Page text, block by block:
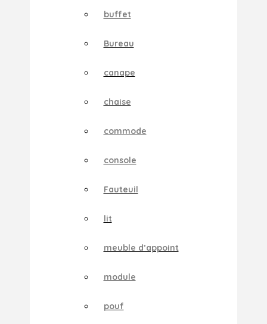
buffet
Bureau
canape
chaise
commode
console
Fauteuil
lit
meuble d’appoint
module
pouf